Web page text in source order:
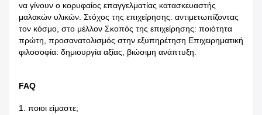
να γίνουν ο κορυφαίος επαγγελματίας κατασκευαστής
μαλακών υλικών. Στόχος της επιχείρησης: αντιμετωπίζοντας
τον κόσμο, στο μέλλον Σκοπός της επιχείρησης: ποιότητα
πρώτη, προσανατολισμός στην εξυπηρέτηση Επιχειρηματική
φιλοσοφία: δημιουργία αξίας, βιώσιμη ανάπτυξη.
FAQ
1. ποιοι είμαστε;